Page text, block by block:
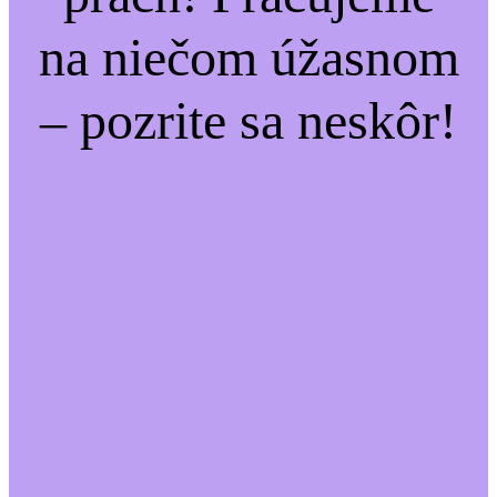
na niečom úžasnom
– pozrite sa neskôr!